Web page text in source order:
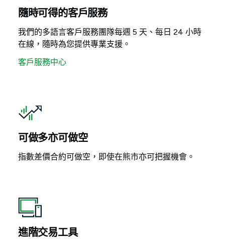
隨時可得的客戶服務
我們的多語言客戶服務團隊每週 5 天、每日 24 小時
在線，隨時為您提供專業支援。
客戶服務中心
可做多亦可做空
指數差價合約可做空，即使在熊市亦可把握機會。
進階交易工具